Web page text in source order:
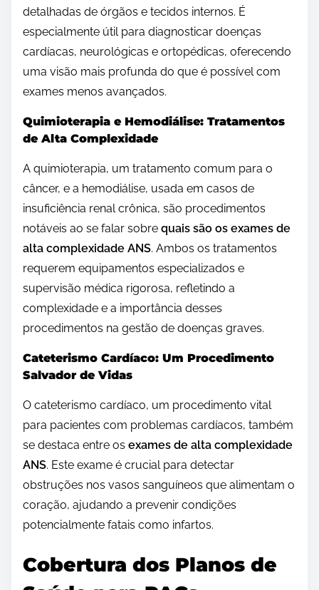
detalhadas de órgãos e tecidos internos. É
especialmente útil para diagnosticar doenças
cardíacas, neurológicas e ortopédicas, oferecendo
uma visão mais profunda do que é possível com
exames menos avançados.
Quimioterapia e Hemodiálise: Tratamentos
de Alta Complexidade
A quimioterapia, um tratamento comum para o
câncer, e a hemodiálise, usada em casos de
insuficiência renal crônica, são procedimentos
notáveis ao se falar sobre quais são os exames de
alta complexidade ANS. Ambos os tratamentos
requerem equipamentos especializados e
supervisão médica rigorosa, refletindo a
complexidade e a importância desses
procedimentos na gestão de doenças graves.
Cateterismo Cardíaco: Um Procedimento
Salvador de Vidas
O cateterismo cardíaco, um procedimento vital
para pacientes com problemas cardíacos, também
se destaca entre os exames de alta complexidade
ANS. Este exame é crucial para detectar
obstruções nos vasos sanguíneos que alimentam o
coração, ajudando a prevenir condições
potencialmente fatais como infartos.
Cobertura dos Planos de